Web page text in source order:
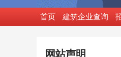
首页 建筑企业查询
网站声明